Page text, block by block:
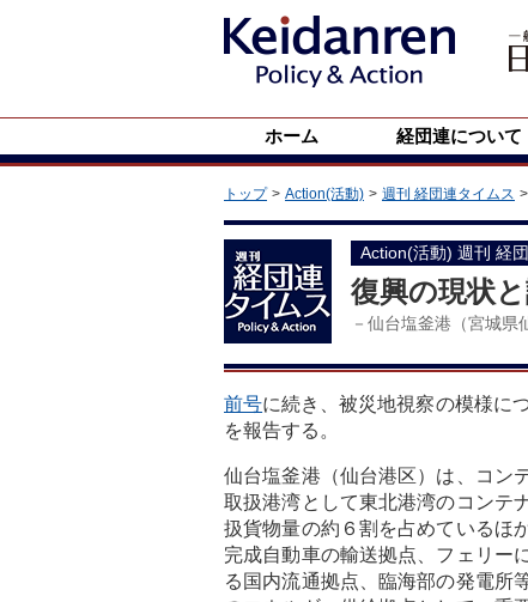
ホーム 経団連について
トップ Action(活動) 週刊 経団連タイムス
Action(活動) 週刊 経
復興の現状
－仙台塩釜港（宮城県
前号に続き、被災地視察の模様に
を報告する。
仙台塩釜港（仙台港区）は、コン
取扱港湾として東北港湾のコンテ
扱貨物量の約６割を占めているほか
完成自動車の輸送拠点、フェリー
る国内流通拠点、臨海部の発電所